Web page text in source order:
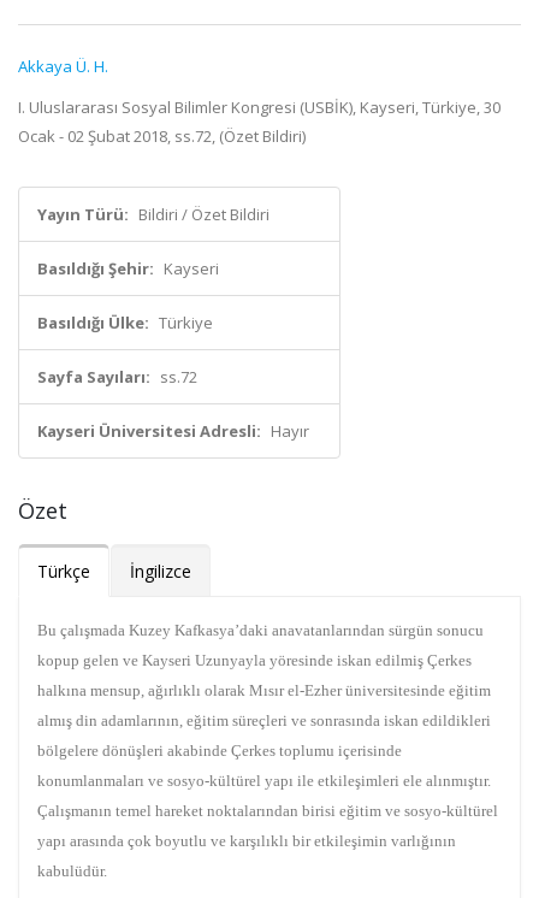
Akkaya Ü. H.
I. Uluslararası Sosyal Bilimler Kongresi (USBİK), Kayseri, Türkiye, 30
Ocak - 02 Şubat 2018, ss.72, (Özet Bildiri)
Yayın Türü: Bildiri / Özet Bildiri
Basıldığı Şehir: Kayseri
Basıldığı Ülke: Türkiye
Sayfa Sayıları: ss.72
Kayseri Üniversitesi Adresli: Hayır
Özet
Türkçe İngilizce
Bu çalışmada Kuzey Kafkasya’daki anavatanlarından sürgün sonucu
kopup gelen ve Kayseri Uzunyayla yöresinde iskan edilmiş Çerkes
halkına mensup, ağırlıklı olarak Mısır el-Ezher üniversitesinde eğitim
almış din adamlarının, eğitim süreçleri ve sonrasında iskan edildikleri
bölgelere dönüşleri akabinde Çerkes toplumu içerisinde
konumlanmaları ve sosyo-kültürel yapı ile etkileşimleri ele alınmıştır.
Çalışmanın temel hareket noktalarından birisi eğitim ve sosyo-kültürel
yapı arasında çok boyutlu ve karşılıklı bir etkileşimin varlığının
kabulüdür.